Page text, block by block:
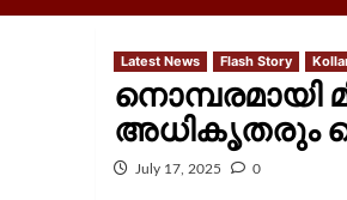
Latest News Flash Story
നൊമ്പരമായി
അധികൃതരും
July 17, 2025 0